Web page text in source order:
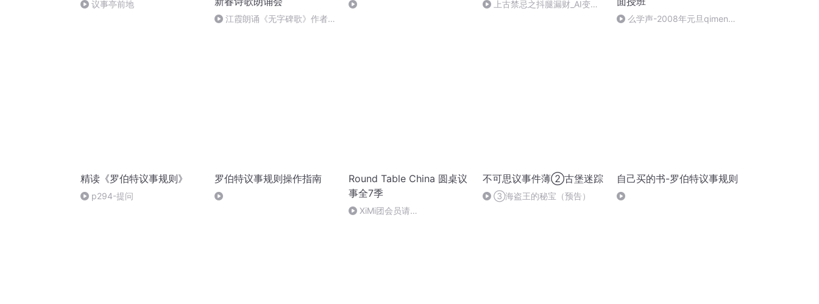
议事亭前地
江霞朗诵《无字碑歌》作者：
上古禁忌之抖腿漏财_AI变声
么学声-2008年元旦qimen面
精读《罗伯特议事规则》
p294-提问
罗伯特议事规则操作指南
Round Table China 圆桌议
事全7季
XiMi团会员请
不可思议事件薄②古堡迷踪
③海盗王的秘宝（预告）
自己买的书-罗伯特议事规则